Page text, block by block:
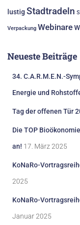
lustig Stadtradeln
Verpackung Webinare
Neueste Beiträge
34. C.A.R.M.E.N.-
Energie und
Tag der offenen Tür
Die TOP
an! 17. März 2025
KoNaRo-
2025
KoNaRo-
Januar 2025